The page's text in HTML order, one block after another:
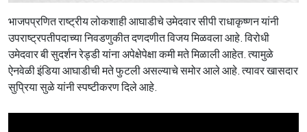
भाजपप्रणित राष्ट्रीय लोकशाही आघाडीचे उमेदवार सीपी राधाकृष्णन यांनी
उपराष्ट्रपतीपदाच्या निवडणुकीत दणदणीत विजय मिळवला आहे. विरोधी
उमेदवार बी सुदर्शन रेड्डी यांना अपेक्षेपेक्षा कमी मते मिळाली आहेत. त्यामुळे
ऐनवेळी इंडिया आघाडीची मते फुटली असल्याचे समोर आले आहे. त्यावर खासदार
सुप्रिया सुळे यांनी स्पष्टीकरण दिले आहे.